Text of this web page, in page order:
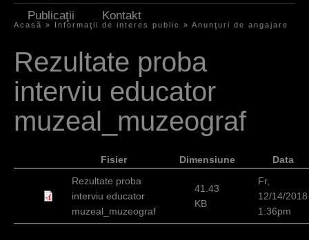
Publicaţii
Kontakt
i
e
s
i
i
Acasă » Informaţii de interes public » Anunţuri de angajare
Rezultate proba
interviu educator
muzeal_muzeograf
Fisier Dimensiune
Data
Rezultate proba
interviu educator
muzeal_muzeograf
41.43
KB
Fr,
12/14/2018
1:36pm